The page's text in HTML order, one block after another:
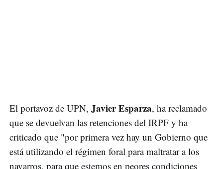
El portavoz de UPN, Javier Esparza, ha reclamado
que se devuelvan las retenciones del IRPF y ha
criticado que "por primera vez hay un Gobierno que
está utilizando el régimen foral para maltratar a los
navarros, para que estemos en peores condiciones